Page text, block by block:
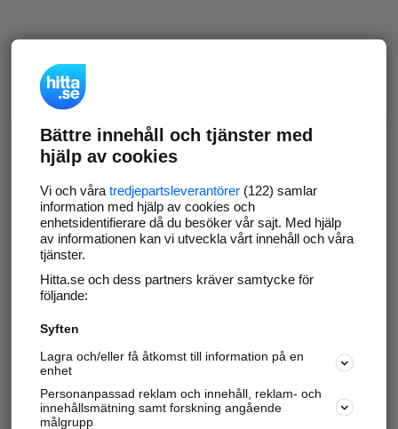
Bättre innehåll och tjänster med
hjälp av cookies
Vi och våra tredjepartsleverantörer(122) samlar
information med hjälp av cookies och
enhetsidentifierare då du besöker vår sajt. Med hjälp
av informationen kan vi utveckla vårt innehåll och våra
tjänster.
Hitta.se och dess partners kräver samtycke för
följande:
Syften
Lagra och/eller få åtkomst till information på en
enhet
Personanpassad reklam och innehåll, reklam- och
innehållsmätning samt forskning angående
målgrupp